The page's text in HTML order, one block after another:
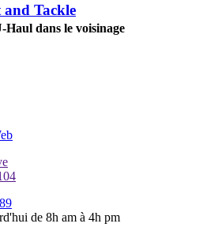
Tackle
Haul dans le voisinage
de 8h am à 4h pm